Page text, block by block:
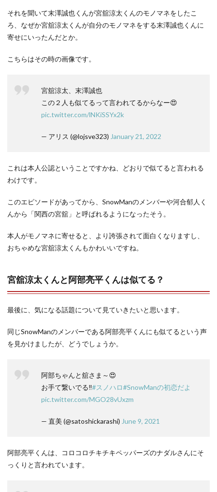
それを聞いて末澤誠也くんが宮舘涼太くんのモノマネをしたこ
ろ、なぜか宮舘涼太くんが自分のモノマネをする末澤誠也くんに
寄せにいったんだとか。
こちらはその時の画像です。
宮舘涼太、末澤誠也
この２人も似てるって言われてるからなー😍
pic.twitter.com/lNKiSSYx2k
— アリス (@lojsve323) January 21, 2022
これは本人公認ということですかね、どおりで似てると言われる
わけです。
このエピソードがあってから、SnowManのメンバーや河合郁人く
んから「関西の宮舘」と呼ばれるようになったそう。
本人がモノマネに寄せると、より誇張されて面白くなりますし、
おちゃめな宮舘涼太くんもかわいいですね。
宮舘涼太くんと阿部亮平くんは似てる？
最後に、気になる話題について見ていきたいと思います。
同じSnowManのメンバーである阿部亮平くんにも似てるという声
を見かけましたが、どうでしょうか。
阿部ちゃんと舘さま～😍
お手て繋いでる‼️#スノハロ#SnowManの初恋だよ
pic.twitter.com/MGO28vUxzm
— 直美 (@satoshickarashi) June 9, 2021
阿部亮平くんは、コロコロチキチキペッパーズのナダルさんにそ
っくりと言われています。